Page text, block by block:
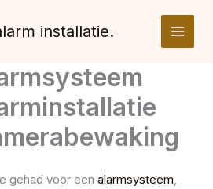
installatie.
gehad voor een alarmsysteem